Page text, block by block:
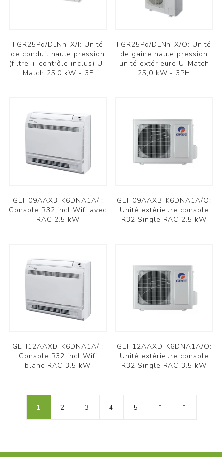
FGR25Pd/DLNh-X/I: Unité
de conduit haute pression
(filtre + contrôle inclus) U-
Match 25.0 kW - 3F
FGR25Pd/DLNh-X/O: Unité
de gaine haute pression
unité extérieure U-Match
25,0 kW - 3PH
GEH09AAXB-K6DNA1A/I:
Console R32 incl Wifi avec
RAC 2.5 kW
GEH09AAXB-K6DNA1A/O:
Unité extérieure console
R32 Single RAC 2.5 kW
GEH12AAXD-K6DNA1A/I:
Console R32 incl Wifi
blanc RAC 3.5 kW
GEH12AAXD-K6DNA1A/O:
Unité extérieure console
R32 Single RAC 3.5 kW
1 2 3 4 5